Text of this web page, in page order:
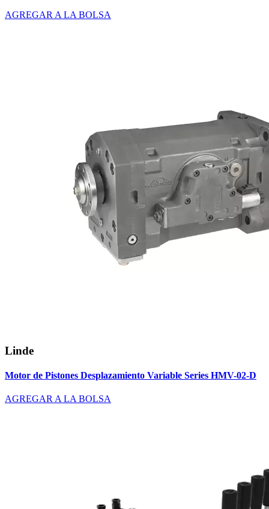
AGREGAR A LA BOLSA
Linde
Motor de Pistones Desplazamiento Variable Series HMV-02-D
AGREGAR A LA BOLSA